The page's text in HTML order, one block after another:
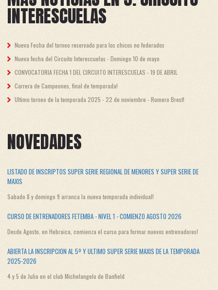
INTERESCUELAS
Nueva Fecha del torneo reservado para los chicos no federados
Nueva fecha del Circuito Interescuelas - Domingo 10 de mayo
CONVOCATORIA FECHA 1 DEL CIRCUITO INTERESCUELAS - 19 DE ABRIL
Carrera de Campeones, final de temporada!
Ultimo torneo de la temporada 2025 - 22 de noviembre - Romero Brest!
NOVEDADES
LISTADO DE INSCRIPTOS SUPER SERIE REGIONAL DE MENORES Y SUPER SERIE DE
MAXIS
Sabado 8 y domingo 9 arranca la nueva temporada individual!
CURSO DE ENTRENADORES FETEMBA - NIVEL 1 - COMIENZO AGOSTO 2026
Desde Agosto, en Hebraica, comienza el curso para formar nuevos entrenadores!
ABIERTA LA INSCRIPCION AL 5º Y ULTIMO SUPER SERIE MAXIS DE LA TEMPORADA
2025-2026
4 y 5 de Julio en el club Michelangelo de Banfield